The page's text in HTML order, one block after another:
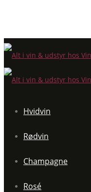
Hvidvin
Rødvin
Champagne
Rosé